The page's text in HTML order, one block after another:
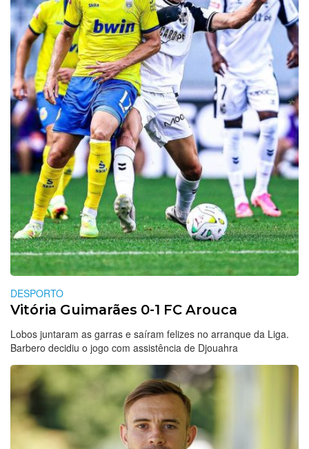
DESPORTO
Vitória Guimarães 0-1 FC Arouca
Lobos juntaram as garras e saíram felizes no arranque da Liga.
Barbero decidiu o jogo com assistência de Djouahra